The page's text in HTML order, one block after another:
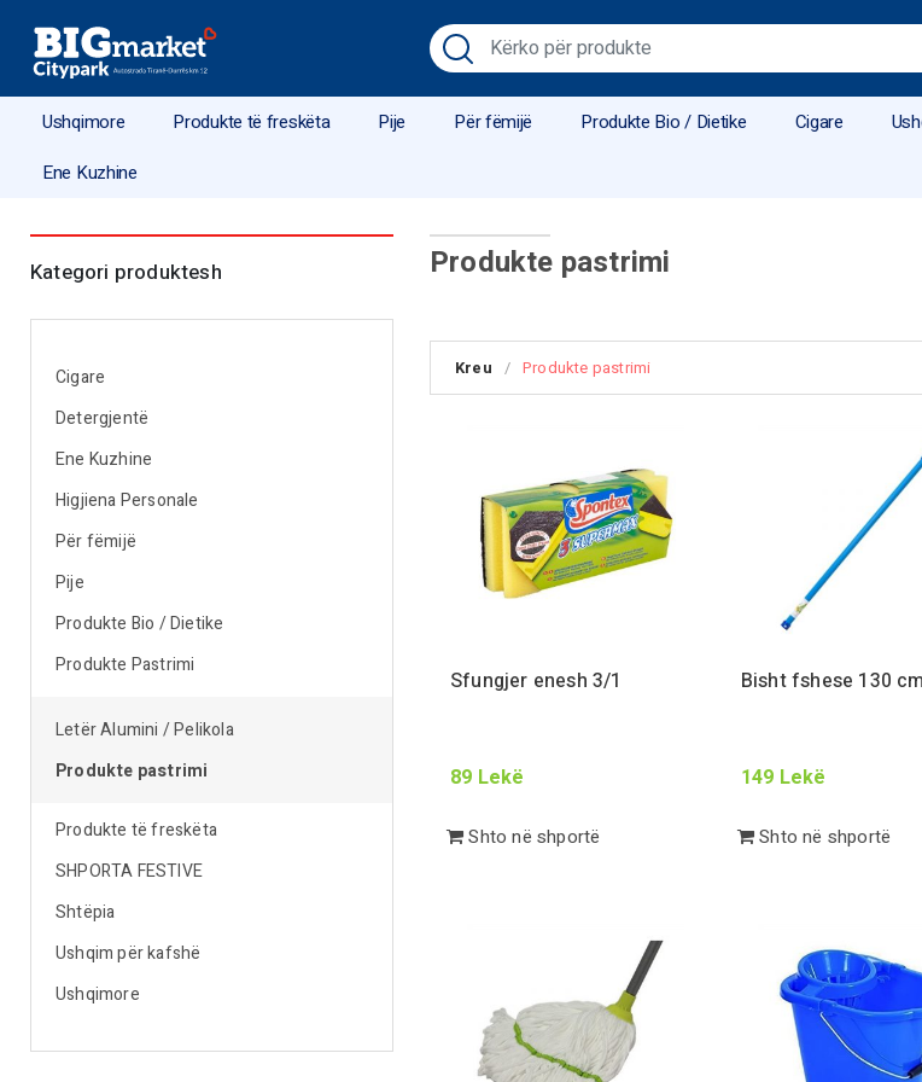
Ushqimore Produkte të freskëta Pije Për fëmijë Produkte Bio / Dietike Cigare
Ene Kuzhine
Kategori produktesh
Cigare
Detergjentë
Ene Kuzhine
Higjiena Personale
Për fëmijë
Pije
Produkte Bio / Dietike
Produkte Pastrimi
Letër Alumini / Pelikola
Produkte pastrimi
Produkte të freskëta
SHPORTA FESTIVE
Shtëpia
Ushqim për kafshë
Ushqimore
Produkte pastrimi
Kreu / Produkte pastrimi
Sfungjer enesh 3/1
89 Lekë
Shto në shportë
Bisht fshese 130 cm
149 Lekë
Shto në shportë